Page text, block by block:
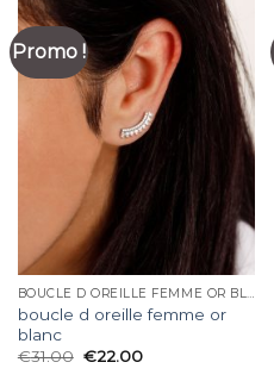
Promo !
BOUCLE D OREILLE FEMME OR BLANC
boucle d oreille femme or
blanc
€31.00 €22.00